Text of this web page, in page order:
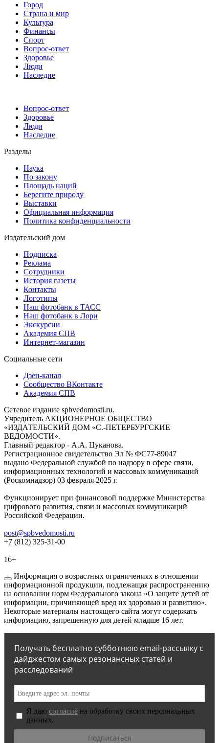
Город
Страна и мир
Культура
Финансы
Спорт
Вопрос-ответ
Здоровье
Люди
Наследие
Вопрос-ответ
Здоровье
Люди
Наследие
Разделы
Наука
По закону
Площадь наций
Берегите природу
Выставки
Официальная информация
Политика конфиденциальности
Издательский дом
Подписка
Реклама
Сотрудники
История газеты
Контакты
Логотипы
Наш фотобанк в ТАСС
Наш фотобанк в Лори
Экскурсии
Академия СПВ
Интернет-магазин
Социальные сети
Дзен-канал
Сообщество ВКонтакте
Академия СПВ
Сетевое издание spbvedomosti.ru.
Учредитель АКЦИОНЕРНОЕ ОБЩЕСТВО
«ИЗДАТЕЛЬСКИЙ ДОМ «С.-ПЕТЕРБУРГСКИЕ
ВЕДОМОСТИ».
Главный редактор - А.А. Цуканова.
Регистрационное свидетельство Эл № ФС77-89047
выдано Федеральной службой по надзору в сфере связи,
информационных технологий и массовых коммуникаций
(Роскомнадзор) 03 февраля 2025 г.
Функционирует при финансовой поддержке Министерства
цифрового развития, связи и массовых коммуникаций
Российской Федерации.
post@spbvedomosti.ru
+7 (812) 325-31-00
16+
Информация о возрастных ограничениях в отношении
информационной продукции, подлежащая распространению
на основании норм Федерального закона «О защите детей от
информации, причиняющей вред их здоровью и развитию».
Некоторые материалы настоящего сайта могут содержать
информацию, запрещенную для детей младше 16 лет.
Получать бесплатно субботнюю email-рассылку с
дайджестом самых резонансных статей и
расследований
Я даю согласие на обработку своих персональных
данных.